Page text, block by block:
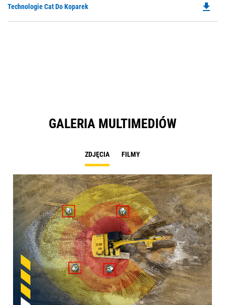
a
Technologie Cat Do Koparek file_download
GALERIA MULTIMEDIÓW
ZDJĘCIA FILMY